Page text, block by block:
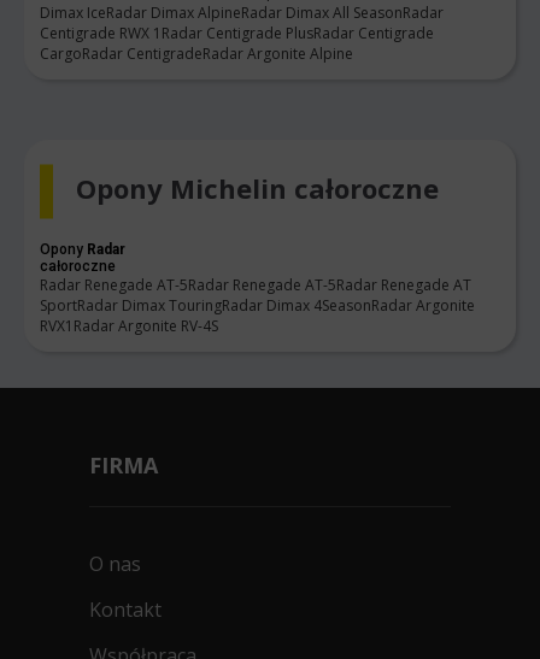
Dimax IceRadar Dimax AlpineRadar Dimax All SeasonRadar
Centigrade RWX 1 Radar Centigrade PlusRadar Centigrade
CargoRadar CentigradeRadar Argonite Alpine
Opony Michelin całoroczne
Opony Radar
całoroczne
Radar Renegade AT-5Radar Renegade AT-5Radar Renegade AT
SportRadar Dimax TouringRadar Dimax 4SeasonRadar Argonite
RVX1 Radar Argonite RV-4S
FIRMA
O nas
Kontakt